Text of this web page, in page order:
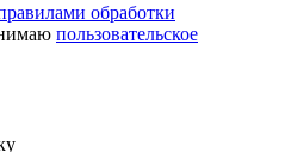
обработки
пользовательское